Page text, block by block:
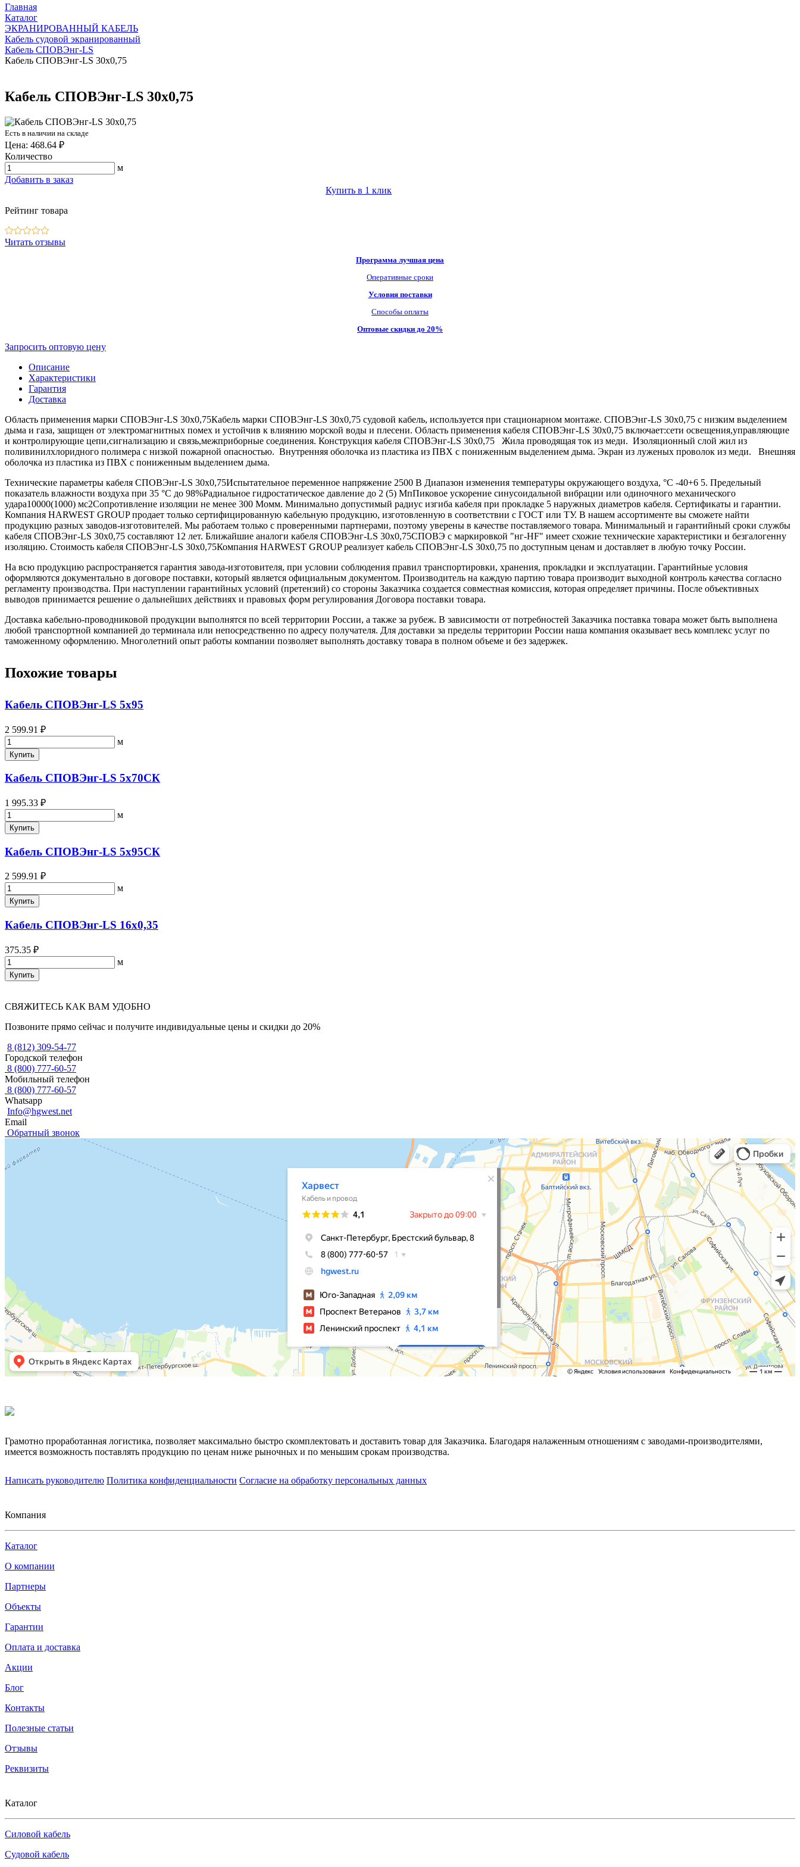
Главная
Каталог
ЭКРАНИРОВАННЫЙ КАБЕЛЬ
Кабель судовой экранированный
Кабель СПОВЭнг-LS
Кабель СПОВЭнг-LS 30х0,75
Кабель СПОВЭнг-LS 30х0,75
Есть в наличии на складе
Цена: 468.64 ₽
Количество
м
Добавить в заказ
Купить в 1 клик
Рейтинг товара
Читать отзывы
Программа лучшая цена
Оперативные сроки
Условия поставки
Способы оплаты
Оптовые скидки до 20%
Запросить оптовую цену
Описание
Характеристики
Гарантия
Доставка
Область применения марки СПОВЭнг-LS 30х0,75Кабель марки СПОВЭнг-LS 30х0,75 судовой кабель, используется при стационарном монтаже. СПОВЭнг-LS 30х0,75 с низким выделением
дыма и газа, защищен от электромагнитных помех и устойчив к влиянию морской воды и плесени. Область применения кабеля СПОВЭнг-LS 30х0,75 включает:сети освещения,управляющие
и контролирующие цепи,сигнализацию и связь,межприборные соединения. Конструкция кабеля СПОВЭнг-LS 30х0,75 Жила проводящая ток из меди. Изоляционный слой жил из
поливинилхлоридного полимера с низкой пожарной опасностью. Внутренняя оболочка из пластика из ПВХ с пониженным выделением дыма. Экран из луженых проволок из меди. Внешняя
оболочка из пластика из ПВХ с пониженным выделением дыма.
Технические параметры кабеля СПОВЭнг-LS 30х0,75Испытательное переменное напряжение 2500 В Диапазон изменения температуры окружающего воздуха, °С -40+6 5. Предельный
показатель влажности воздуха при 35 °С до 98%Радиальное гидростатическое давление до 2 (5) МпПиковое ускорение синусоидальной вибрации или одиночного механического
удара10000(1000) мс2Сопротивление изоляции не менее 300 Момм. Минимально допустимый радиус изгиба кабеля при прокладке 5 наружных диаметров кабеля. Сертификаты и гарантии.
Компания HARWEST GROUP продает только сертифицированную кабельную продукцию, изготовленную в соответствии с ГОСТ или ТУ. В нашем ассортименте вы сможете найти
продукцию разных заводов-изготовителей. Мы работаем только с проверенными партнерами, поэтому уверены в качестве поставляемого товара. Минимальный и гарантийный сроки службы
кабеля СПОВЭнг-LS 30х0,75 составляют 12 лет. Ближайшие аналоги кабеля СПОВЭнг-LS 30х0,75СПОВЭ с маркировкой "нг-HF" имеет схожие технические характеристики и безгалогенну
изоляцию. Стоимость кабеля СПОВЭнг-LS 30х0,75Компания HARWEST GROUP реализует кабель СПОВЭнг-LS 30х0,75 по доступным ценам и доставляет в любую точку России.
На всю продукцию распространяется гарантия завода-изготовителя, при условии соблюдения правил транспортировки, хранения, прокладки и эксплуатации. Гарантийные условия
оформляются документально в договоре поставки, который является официальным документом. Производитель на каждую партию товара производит выходной контроль качества согласно
регламенту производства. При наступлении гарантийных условий (претензий) со стороны Заказчика создается совместная комиссия, которая определяет причины. После объективных
выводов принимается решение о дальнейших действиях и правовых форм регулирования Договора поставки товара.
Доставка кабельно-проводниковой продукции выполнятся по всей территории России, а также за рубеж. В зависимости от потребностей Заказчика поставка товара может быть выполнена
любой транспортной компанией до терминала или непосредственно по адресу получателя. Для доставки за пределы территории России наша компания оказывает весь комплекс услуг по
таможенному оформлению. Многолетний опыт работы компании позволяет выполнять доставку товара в полном объеме и без задержек.
Похожие товары
Кабель СПОВЭнг-LS 5х95
2 599.91 ₽
м
Купить
Кабель СПОВЭнг-LS 5х70СК
1 995.33 ₽
м
Купить
Кабель СПОВЭнг-LS 5х95СК
2 599.91 ₽
м
Купить
Кабель СПОВЭнг-LS 16х0,35
375.35 ₽
м
Купить
СВЯЖИТЕСЬ КАК ВАМ УДОБНО
Позвоните прямо сейчас и получите индивидуальные цены и скидки до 20%
8 (812) 309-54-77
Городской телефон
8 (800) 777-60-57
Мобильный телефон
8 (800) 777-60-57
Whatsapp
Info@hgwest.net
Email
Обратный звонок
Грамотно проработанная логистика, позволяет максимально быстро скомплектовать и доставить товар для Заказчика. Благодаря налаженным отношениям с заводами-производителями,
имеется возможность поставлять продукцию по ценам ниже рыночных и по меньшим срокам производства.
Написать руководителю Политика конфиденциальности Согласие на обработку персональных данных
Компания
Каталог
О компании
Партнеры
Объекты
Гарантии
Оплата и доставка
Акции
Блог
Контакты
Полезные статьи
Отзывы
Реквизиты
Каталог
Силовой кабель
Судовой кабель